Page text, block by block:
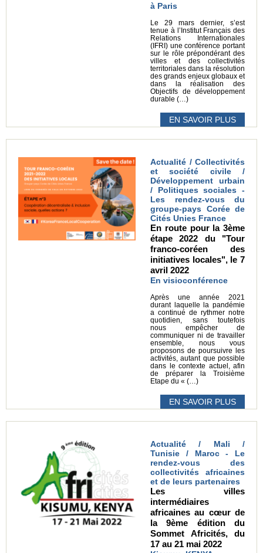
à Paris
Le 29 mars dernier, s’est
tenue à l’Institut Français des
Relations Internationales
(IFRI) une conférence portant
sur le rôle prépondérant des
villes et des collectivités
territoriales dans la résolution
des grands enjeux globaux et
dans la réalisation des
Objectifs de développement
durable (…)
EN SAVOIR PLUS
Actualité / Collectivités
et société civile /
Développement urbain
/ Politiques sociales -
Les rendez-vous du
groupe-pays Corée de
Cités Unies France
En route pour la 3ème
étape 2022 du "Tour
franco-coréen des
initiatives locales", le 7
avril 2022
En visioconférence
Après une année 2021
durant laquelle la pandémie
a continué de rythmer notre
quotidien, sans toutefois
nous empêcher de
communiquer ni de travailler
ensemble, nous vous
proposons de poursuivre les
activités, autant que possible
dans le contexte actuel, afin
de préparer la Troisième
Etape du « (…)
EN SAVOIR PLUS
Actualité / Mali /
Tunisie / Maroc - Le
rendez-vous des
collectivités africaines
et de leurs partenaires
Les villes
intermédiaires
africaines au cœur de
la 9ème édition du
Sommet Africités, du
17 au 21 mai 2022